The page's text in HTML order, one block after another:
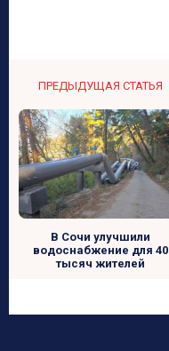
ПРЕДЫДУЩАЯ СТАТЬЯ
В Сочи улучшили
водоснабжение для 40
тысяч жителей